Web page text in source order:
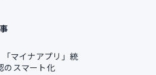
「マイナアプリ」統
のスマート化